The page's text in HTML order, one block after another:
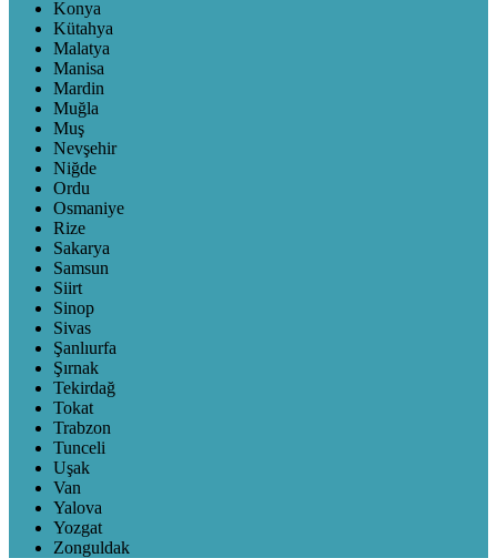
Konya
Kütahya
Malatya
Manisa
Mardin
Muğla
Muş
Nevşehir
Niğde
Ordu
Osmaniye
Rize
Sakarya
Samsun
Siirt
Sinop
Sivas
Şanlıurfa
Şırnak
Tekirdağ
Tokat
Trabzon
Tunceli
Uşak
Van
Yalova
Yozgat
Zonguldak